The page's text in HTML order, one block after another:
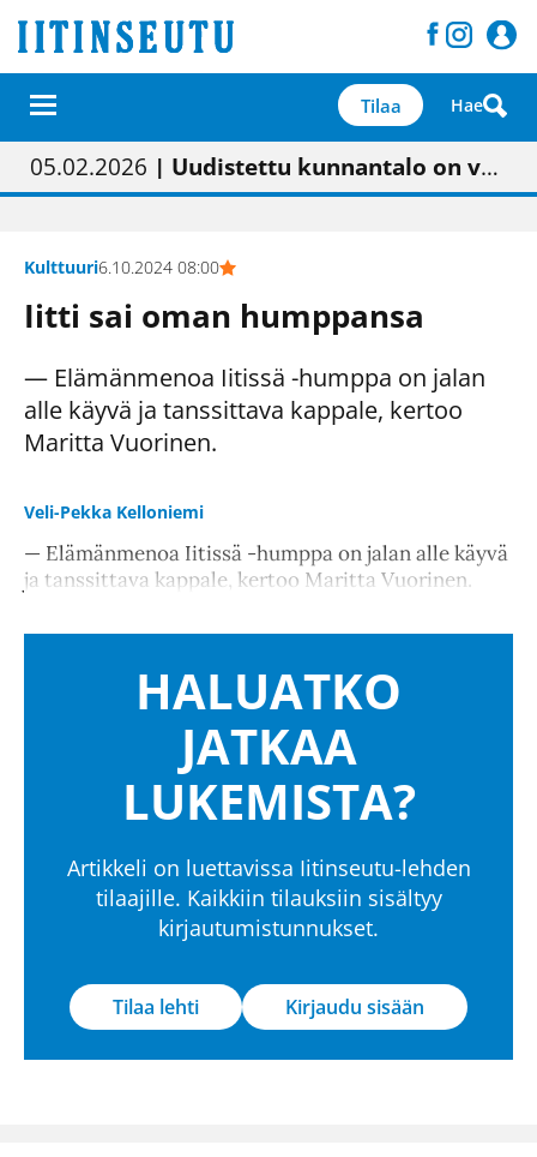
Tilaa Hae
01.02.2026 | Painon vaihtumisen pitäisi näkyä hieman parempana painojäljen laatuna lehdessä
05.02.2026 | Uudistettu kunnantalo on valoisa
23.04.2026 | “Olemme käynnistämässä uudelleen keskustavisiotyön”
09.05.2026| "Maalla on totuttu elämään omavaraisemmin kuin kaupungissa"
Kulttuuri6.10.2024 08:00
Iitti sai oman humppansa
— Elämänmenoa Iitissä -humppa on jalan
alle käyvä ja tanssittava kappale, kertoo
Maritta Vuorinen.
Veli-Pekka Kelloniemi
— Elämänmenoa Iitissä -humppa on jalan alle käyvä
ja tanssittava kappale, kertoo Maritta Vuorinen.
HALUATKO
JATKAA
LUKEMISTA?
Artikkeli on luettavissa Iitinseutu-lehden
tilaajille. Kaikkiin tilauksiin sisältyy
kirjautumistunnukset.
Tilaa lehti Kirjaudu sisään